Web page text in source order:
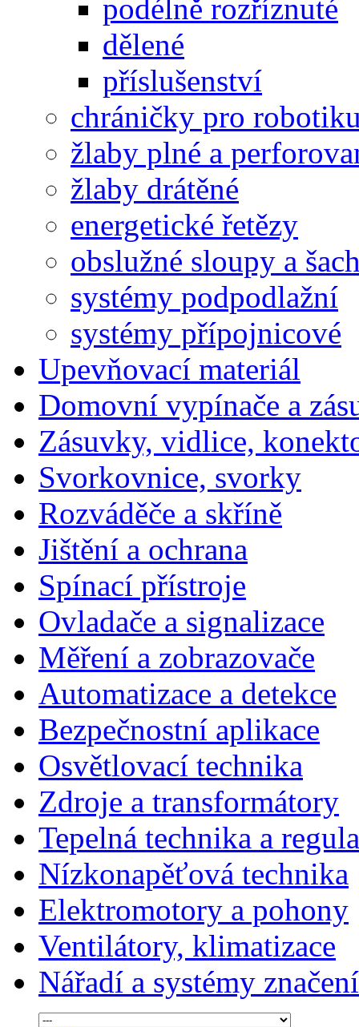
podélně rozříznuté
dělené
příslušenství
chráničky pro
žlaby plné a
žlaby drátěné
energetické řetězy
obslužné sloupy a
systémy podpodlažní
systémy přípojnicové
Upevňovací materiál
Domovní vypínače a
Zásuvky, vidlice,
Svorkovnice, svorky
Rozváděče a skříně
Jištění a ochrana
Spínací přístroje
Ovladače a signalizace
Měření a zobrazovače
Automatizace a detekce
Bezpečnostní aplikace
Osvětlovací technika
Zdroje a transformátory
Tepelná technika a
Nízkonapěťová technika
Elektromotory a pohony
Ventilátory, klimatizace
Nářadí a systémy značení